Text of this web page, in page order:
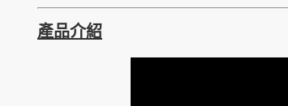
產品介紹